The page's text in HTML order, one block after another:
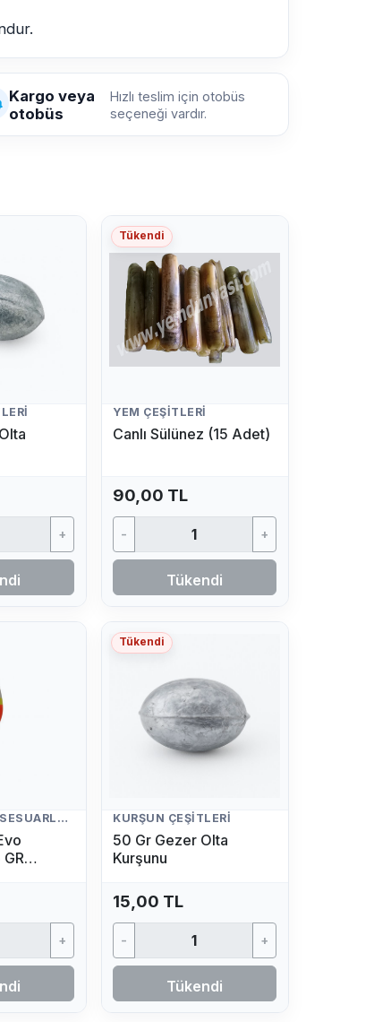
Kargo veya
otobüs
Hızlı teslim için otobüs
seçeneği vardır.
+
Tükendi
YEM ÇEŞITLERI
Canlı Sülünez (15 Adet)
90,00 TL
- +
Tükendi
BALIKÇILIK AKSESUARLARI
GR
+
Tükendi
KURŞUN ÇEŞITLERI
50 Gr Gezer Olta
Kurşunu
15,00 TL
- +
Tükendi